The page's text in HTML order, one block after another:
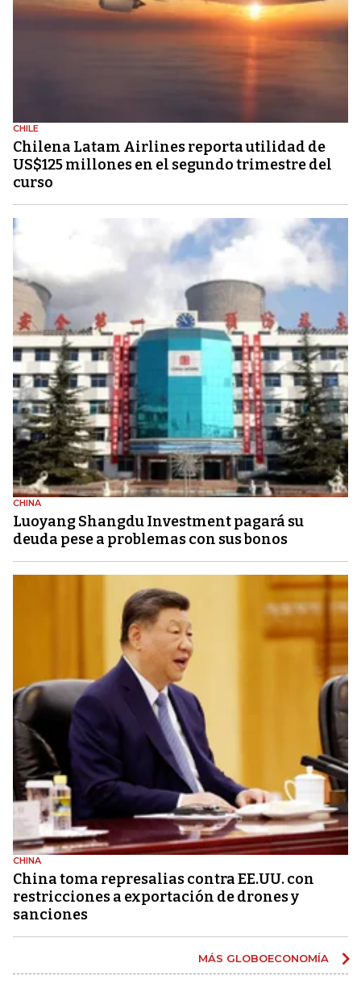
CHILE
Chilena Latam Airlines reporta utilidad de
US$125 millones en el segundo trimestre del
curso
CHINA
Luoyang Shangdu Investment pagará su
deuda pese a problemas con sus bonos
CHINA
China toma represalias contra EE.UU. con
restricciones a exportación de drones y
sanciones
MÁS GLOBOECONOMÍA